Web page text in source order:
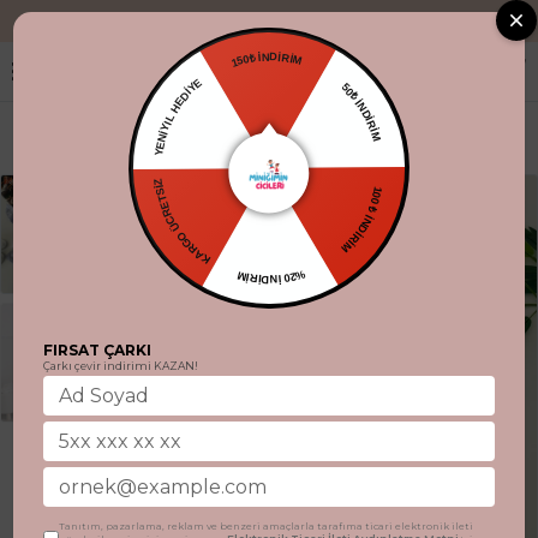
"Aynı gün
150₺ İNDİRİM
50₺ İNDİRİM
100 ₺ İNDİRİM
%20 İNDİRİM
KARGO ÜCRETSİZ
YENİYIL HEDİYE
FIRSAT ÇARKI
Çarkı çevir indirimi KAZAN!
Tanıtım, pazarlama, reklam ve benzeri amaçlarla tarafıma ticari elektronik ileti